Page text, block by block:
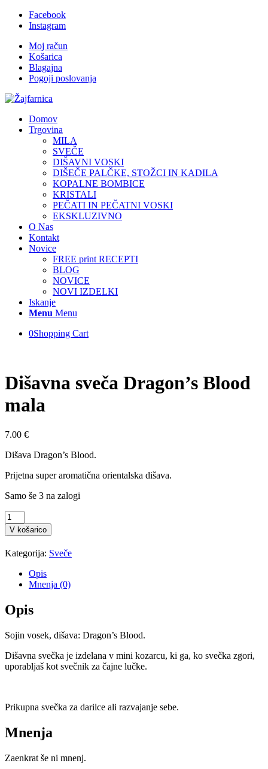
Facebook
Instagram
Moj račun
Košarica
Blagajna
Pogoji poslovanja
Domov
Trgovina
MILA
SVEČE
DIŠAVNI VOSKI
DIŠEČE PALČKE, STOŽCI IN KADILA
KOPALNE BOMBICE
KRISTALI
PEČATI IN PEČATNI VOSKI
EKSKLUZIVNO
O Nas
Kontakt
Novice
FREE print RECEPTI
BLOG
NOVICE
NOVI IZDELKI
Iskanje
Menu Menu
0Shopping Cart
Dišavna sveča Dragon’s Blood
mala
7.00 €
Dišava Dragon’s Blood.
Prijetna super aromatična orientalska dišava.
Samo še 3 na zalogi
Dišavna
sveča
Dragon's
Blood
mala
količina
V košarico
Kategorija: Sveče
Opis
Mnenja (0)
Opis
Sojin vosek, dišava: Dragon’s Blood.
Dišavna svečka je izdelana v mini kozarcu, ki ga, ko svečka zgori,
uporabljaš kot svečnik za čajne lučke.
Prikupna svečka za darilce ali razvajanje sebe.
Mnenja
Zaenkrat še ni mnenj.